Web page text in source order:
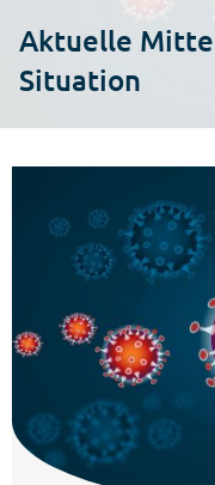
Aktuelle
Situation